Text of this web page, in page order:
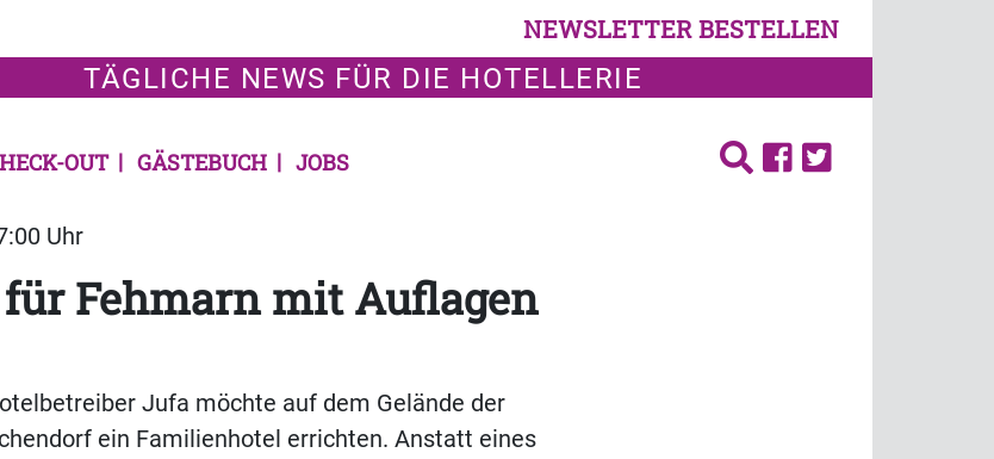
NEWSLETTER BESTELLEN
TÄGLICHE NEWS FÜR DIE HOTELLERIE
OUT GÄSTEBUCH JOBS
Uhr
Fehmarn mit Auflagen
Jufa möchte auf dem Gelände der
ein Familienhotel errichten. Anstatt eines